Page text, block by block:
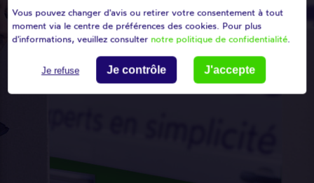
Vous pouvez changer d'avis ou retirer votre consentement à tout
moment via le centre de préférences des cookies. Pour plus
d'informations, veuillez consulter notre politique de confidentialité.
Je refuse Je contrôle J'accepte